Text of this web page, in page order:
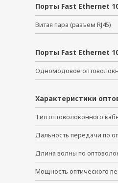
Порты Fast Ethernet
Витая пара (разъем RJ45)
Порты Fast Ethernet
Одномодовое
Характеристики
Тип оптоволоконного
Дальность передачи по
Длина волны по
Мощность оптического